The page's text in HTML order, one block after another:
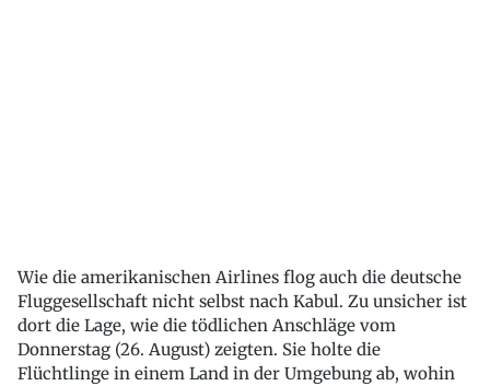
Wie die amerikanischen Airlines flog auch die deutsche
Fluggesellschaft nicht selbst nach Kabul. Zu unsicher ist
dort die Lage, wie die tödlichen Anschläge vom
Donnerstag (26. August) zeigten. Sie holte die
Flüchtlinge in einem Land in der Umgebung ab, wohin